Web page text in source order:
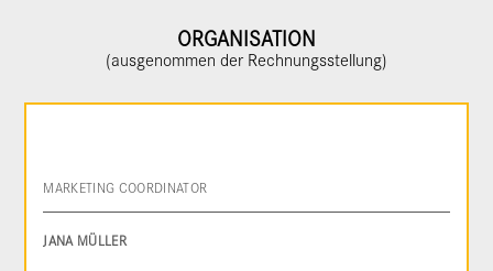
ORGANISATION
(ausgenommen der Rechnungsstellung)
MARKETING COORDINATOR
JANA MÜLLER